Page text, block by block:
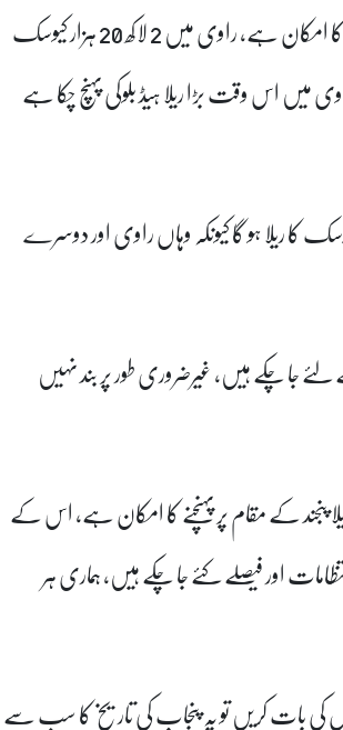
ان کا کہنا تھا کہ تریموں کے مقام پر 8 لاکھ 30 ہزار کیوسک کا ریلا پہنچنے کا امکان ہے، راوی میں 2 لاکھ 20 ہزار کیوسک
تک گر چکا ہے، راوی میں اس وقت بڑا ریلا ہیڈ بلوکی پہنچ چکا ہے
ڈی ایم اے نے کہا کہ ہیڈ محمد والا پر 7 سے 8 لاکھ کیوسک کا ریلا ہو گا کیونکہ وہاں راوی اور دوسرے
جا چکے ہیں، غیرضروری طور پر بند نہیں
75 ہزار سے 9 لاکھ 25 ہزار کیوسک کا ریلا پنجند کے مقام پر پہنچنے کا امکان ہے، اس کے
انتظامات اور فیصلے کئے جا چکے ہیں، ہماری ہر
کی بات کریں تو یہ پنجاب کی تاریخ کا سب سے